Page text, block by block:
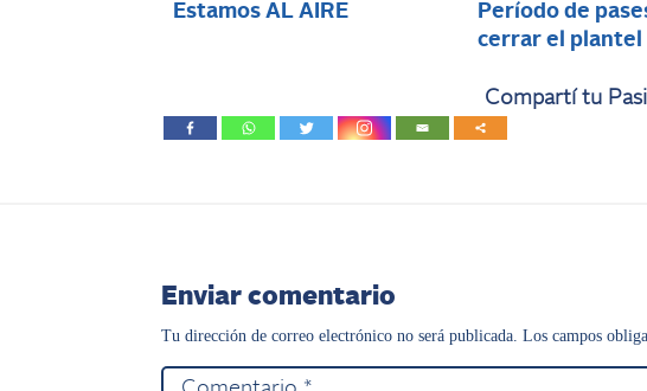
Estamos AL AIRE
Período de
cerrar el plantel
Compartí tu
Enviar comentario
Tu dirección de correo electrónico no será publicada. Los campos